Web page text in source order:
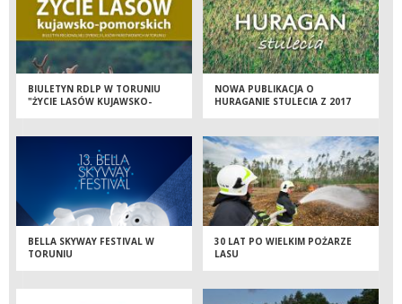
BIULETYN RDLP W TORUNIU
"ŻYCIE LASÓW KUJAWSKO-
NOWA PUBLIKACJA O
HURAGANIE STULECIA Z 2017
BELLA SKYWAY FESTIVAL W
TORUNIU
30 LAT PO WIELKIM POŻARZE
LASU